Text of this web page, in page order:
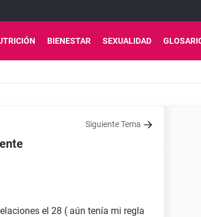
BIENESTAR SEXUALIDAD
Siguiente Tema
el 28 ( aún tenía mi regla